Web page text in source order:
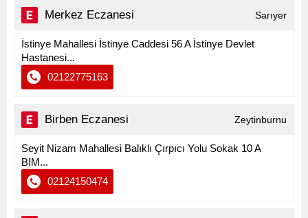
Merkez Eczanesi Sarıyer
İstinye Mahallesi İstinye Caddesi 56 A İstinye Devlet
Hastanesi...
02122775163
Birben Eczanesi Zeytinburnu
Seyit Nizam Mahallesi Balıklı Çırpıcı Yolu Sokak 10 A
BIM...
02124150474